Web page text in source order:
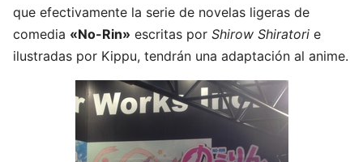
que efectivamente la serie de novelas ligeras de
comedia «No-Rin» escritas por Shirow Shiratori e
ilustradas por Kippu, tendrán una adaptación al anime.